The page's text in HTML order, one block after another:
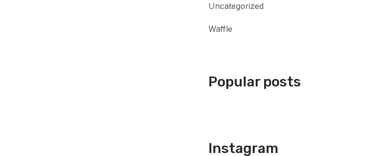
Uncategorized
Waffle
Popular posts
Instagram